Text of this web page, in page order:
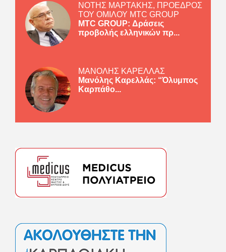
ΝΟΤΗΣ ΜΑΡΤΑΚΗΣ, ΠΡΟΕΔΡΟΣ
ΤΟΥ ΟΜΙΛΟΥ MTC GROUP
MTC GROUP: Δράσεις
προβολής ελληνικών πρ...
ΜΑΝΟΛΗΣ ΚΑΡΕΛΛΑΣ
Μανόλης Καρελλάς: “Όλυμπος
Καρπάθο...